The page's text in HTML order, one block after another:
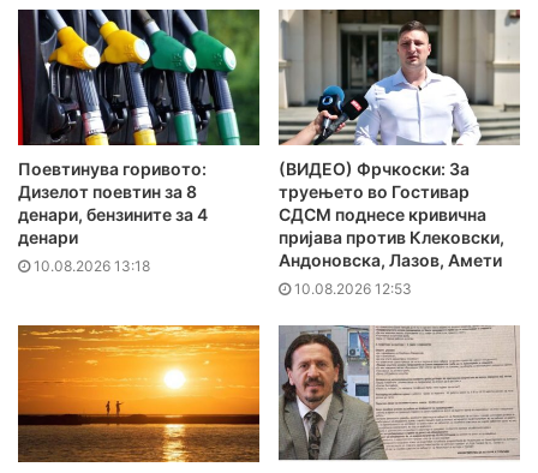
Поевтинува горивото:
Дизелот поевтин за 8
денари, бензините за 4
денари
10.08.2026 13:18
(ВИДЕО) Фрчкоски: За
труењето во Гостивар
СДСМ поднесе кривична
пријава против Клековски,
Андоновска, Лазов, Амети
10.08.2026 12:53